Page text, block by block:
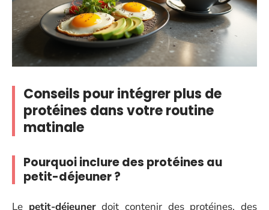
Conseils pour intégrer plus de
protéines dans votre routine
matinale
Pourquoi inclure des protéines au
petit-déjeuner ?
Le petit-déjeunerdoit contenir des protéines, des